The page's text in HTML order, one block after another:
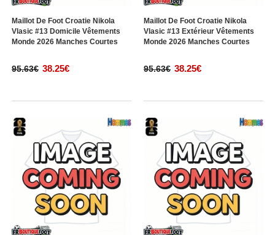
Maillot De Foot Croatie Nikola
Vlasic #13 Domicile Vêtements
Monde 2026 Manches Courtes
95.63€ 38.25€
Maillot De Foot Croatie Nikola
Vlasic #13 Extérieur Vêtements
Monde 2026 Manches Courtes
95.63€ 38.25€